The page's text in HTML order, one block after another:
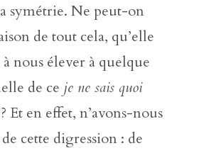
symétrie. Ne peut-on
de tout cela, qu’elle
à nous élever à quelque
de ce je ne sais quoi
Et en effet, n’avons-nous
cette digression : de